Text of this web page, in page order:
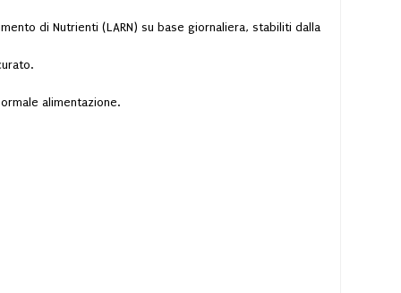
di Nutrienti (LARN) su base giornaliera, stabiliti dalla
alimentazione.